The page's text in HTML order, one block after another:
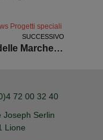
Progetti speciali
SUCCESSIVO
L’olio delle Marche alla conquista della Francia
72 00 32 40
Joseph Serlin
Lione